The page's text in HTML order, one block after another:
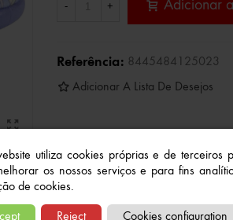
utiliza cookies próprias e de
os nossos serviços e para fins
de cookies.
Reject Cookies configuration
- + Adicionar
Referência: 8445484125023
Adicionar A Lista De Desejos
Produtos